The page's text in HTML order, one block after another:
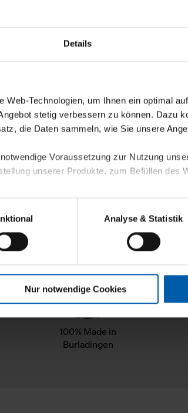
Details
Web-Technologien, um Ihnen ein optimal
stetig verbessern zu können. Dazu
die Daten sammeln, wie Sie unsere
Voraussetzung zur Nutzung
unserer Produkte, zum Befüllen des
Anzeigen und Inhalte aufgrund Ihres
Zwecke zur Analyse und Optimierung
wir in anonymisierter Form an
Cookies und Web-Technologien für Ihr
können Sie die Arten der Cookies
Analyse & Statistik
Nur notwendige Cookies
100% Made in
Burladingen